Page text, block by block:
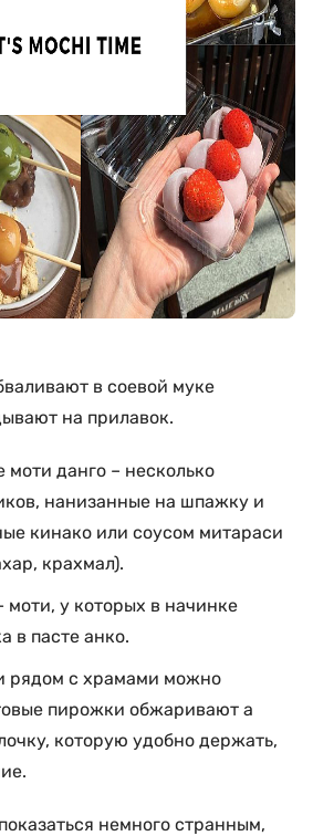
в соевой муке
на прилавок.
данго – несколько
нанизанные на шпажку и
кинако или соусом митараси
крахмал).
у которых в начинке
в пасте анко.
рядом с храмами можно
пирожки обжаривают а
которую удобно держать,
немного странным,